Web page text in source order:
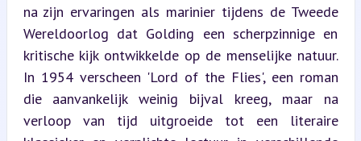
na zijn ervaringen als marinier tijdens de Tweede
Wereldoorlog dat Golding een scherpzinnige en
kritische kijk ontwikkelde op de menselijke natuur.
In 1954 verscheen 'Lord of the Flies', een roman
die aanvankelijk weinig bijval kreeg, maar na
verloop van tijd uitgroeide tot een literaire